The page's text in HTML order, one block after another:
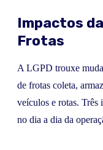
Impactos
Frotas
A LGPD trouxe
de frotas coleta,
veículos e rotas. Três
no dia a dia da